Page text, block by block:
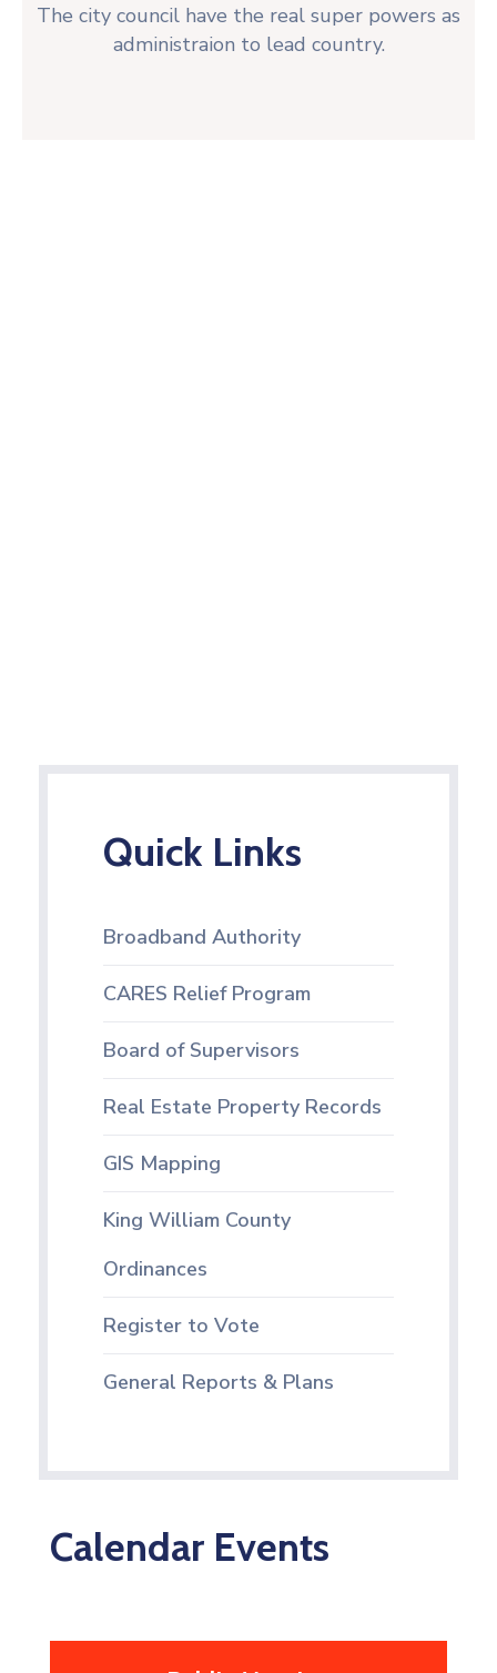
The city council have the real super powers as
administraion to lead country.
Quick Links
Broadband Authority
CARES Relief Program
Board of Supervisors
Real Estate Property Records
GIS Mapping
King William County
Ordinances
Register to Vote
General Reports & Plans
Calendar Events